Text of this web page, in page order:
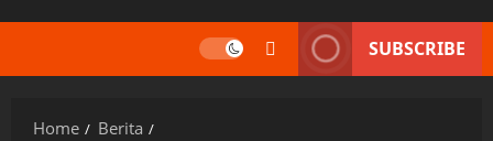
SUBSCRIBE
Home
Berita